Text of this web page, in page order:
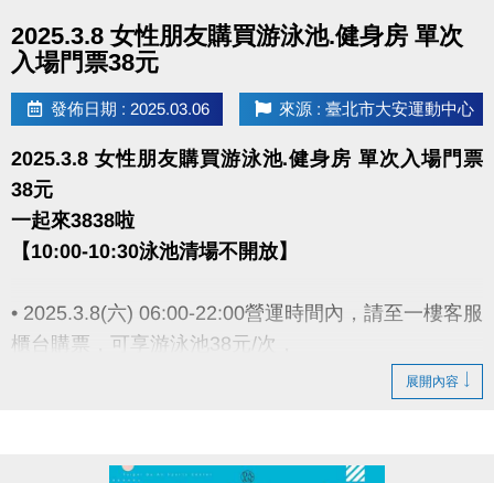
2025.3.8 女性朋友購買游泳池.健身房 單次
入場門票38元
發佈日期 : 2025.03.06 來源 : 臺北市大安運動中心
2025.3.8 女性朋友購買游泳池.健身房 單次入場門票
38元
一起來3838啦
【10:00-10:30泳池清場不開放】
• 2025.3.8(六) 06:00-22:00營運時間內，請至一樓客服
櫃台購票，可享游泳池38元/次，
體適能38元/1小時優惠進場(體適能補票依原價計算
• 泳池容留人數250人，體適能容留人數80人，達人數
展開內容